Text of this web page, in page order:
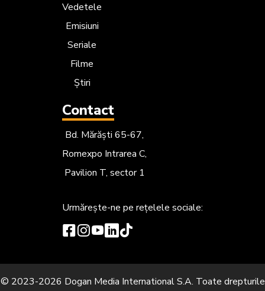
Vedetele
Emisiuni
Seriale
Filme
Știri
Contact
Bd. Mărăști 65-67,
Romexpo Intrarea C,
Pavilion T, sector 1
Urmărește-ne pe rețelele sociale:
© 2023-2026 Dogan Media International S.A. Toate drepturile